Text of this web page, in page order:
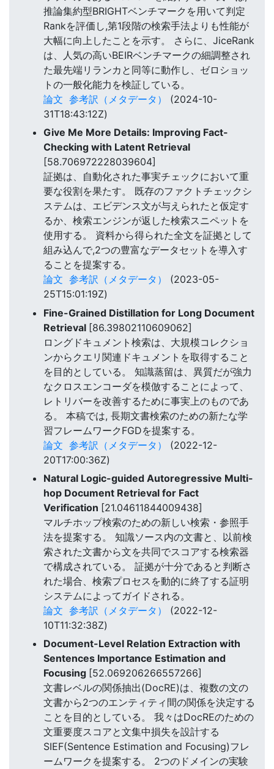
推論集約型BRIGHTベンチマークを用いて判定
Rankを評価し,第1段階の検索手法よりも性能が
大幅に向上したことを示す。 さらに、JiceRank
は、人気の高いBEIRベンチマークの細調整され
た最先端リランカと同等に動作し、ゼロショッ
トの一般化能力を検証している。
論文 参考訳（メタデータ）
(2024-10-
31T18:43:12Z)
Give Me More Details: Improving Fact-
Checking with Latent Retrieval
[58.706972228039604]
証拠は、自動化された事実チェックにおいて重
要な役割を果たす。 既存のファクトチェックシ
ステムは、エビデンス文が与えられたと仮定す
るか、検索エンジンが返した検索スニペットを
使用する。 資料から得られた全文を証拠として
組み込んで,2つの豊富なデータセットを導入す
ることを提案する。
論文 参考訳（メタデータ）
(2023-05-
25T15:01:19Z)
Fine-Grained Distillation for Long Document
Retrieval [86.39802110609062]
ロングドキュメント検索は、大規模コレクショ
ンからクエリ関連ドキュメントを取得すること
を目的としている。 知識蒸留は、異質だが強力
なクロスエンコーダを模倣することによって、
レトリバーを改善するために事実上のものであ
る。 本稿では, 長期文書検索のための新たな学
習フレームワークFGDを提案する。
論文 参考訳（メタデータ）
(2022-12-
20T17:00:36Z)
Natural Logic-guided Autoregressive Multi-
hop Document Retrieval for Fact
Verification [21.04611844009438]
マルチホップ検索のための新しい検索・参照手
法を提案する。 知識ソース内の文書と、以前検
索された文書から文を共同でスコアする検索器
で構成されている。 証拠が十分であると判断さ
れた場合、検索プロセスを動的に終了する証明
システムによってガイドされる。
論文 参考訳（メタデータ）
(2022-12-
10T11:32:38Z)
Document-Level Relation Extraction with
Sentences Importance Estimation and
Focusing [52.069206266557266]
文書レベルの関係抽出(DocRE)は、複数の文の
文書から2つのエンティティ間の関係を決定する
ことを目的としている。 我々はDocREのための
文重要度スコアと文集中損失を設計する
SIEF(Sentence Estimation and Focusing)フレ
ームワークを提案する。 2つのドメインの実験